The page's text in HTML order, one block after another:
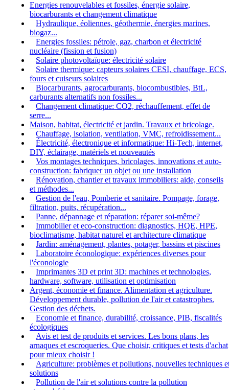
Energies renouvelables et fossiles, énergie solaire,
biocarburants et changement climatique
Hydraulique, éoliennes, géothermie, énergies marines,
biogaz...
Energies fossiles: pétrole, gaz, charbon et électricité
nucléaire (fission et fusion)
Solaire photovoltaïque: électricité solaire
Solaire thermique: capteurs solaires CESI, chauffage, ECS,
fours et cuiseurs solaires
Biocarburants, agrocarburants, biocombustibles, BtL,
carburants alternatifs non fossiles...
Changement climatique: CO2, réchauffement, effet de
serre...
Maison, habitat, électricité et jardin. Travaux et bricolage.
Chauffage, isolation, ventilation, VMC, refroidissement...
Électricité, électronique et informatique: Hi-Tech, internet,
DIY, éclairage, matériels et nouveautés
Vos montages techniques, bricolages, innovations et auto-
construction: fabriquer un objet ou une installation
Rénovation, chantier et travaux immobiliers: aide, conseils
et méthodes...
Gestion de l'eau, Pomberie et sanitaire. Pompage, forage,
filtration, puits, récupération...
Panne, dépannage et réparation: réparer soi-même?
Immobilier et eco-construction: diagnostics, HQE, HPE,
bioclimatisme, habitat naturel et architecture climatique
Jardin: aménagement, plantes, potager, bassins et piscines
Laboratoire éconologique: expériences diverses pour
l'éconologie
Imprimantes 3D et print 3D: machines et technologies,
hardware, software, utilisation et optimisation
Argent, économie et finance. Alimentation et agriculture.
Développement durable, pollution de l'air et catastrophes.
Gestion des déchets.
Economie et finance, durabilité, croissance, PIB, fiscalités
écologiques
Avis et test de produits et services. Les bons plans, les
arnaques et escroqueries. Que choisir, critiques et tests d'achat
pour mieux choisir !
Agriculture: problèmes et pollutions, nouvelles techniques
solutions
Pollution de l'air et solutions contre la pollution